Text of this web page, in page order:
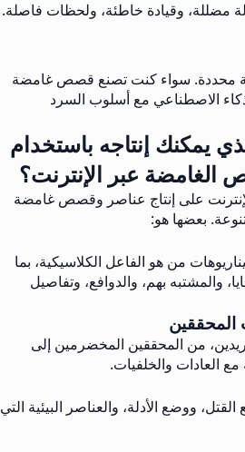
مضللة، وقيادة خاطئة، ولحظات فاصلة.
محددة. سواء كنت تصنع قصص غامضة
الاصطناعي مع أسلوب السرد
يمكنك إنتاجه باستخدام
الغامضة عبر الإنترنت؟
على إنتاج عناصر وقصص غامضة
بعضها هو:
من هو الفاعل الكلاسيكية، بما
والمشتبه بهم، والدوافع، وتفاصيل
من المحققين المخضرمين إلى
مع العادات والخلفيات.
ووضع الأدلة، والعناصر البيئية التي